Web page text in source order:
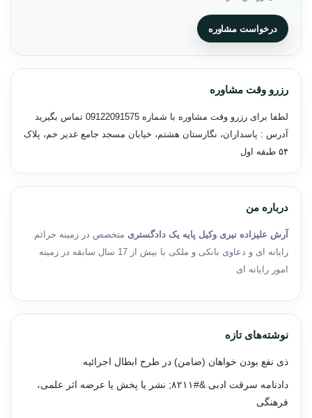
درخواست مشاوره
رزرو وقت مشاوره
لطفا برای رزرو وقت مشاوره با شماره 09122091575 تماس بگیرید
آدرس : پاسداران، نگارستان هشتم، خیابان مسجد جامع غدیر خم، پلاک
۵۴ طبقه اول
درباره من
آرش علیزاده نیری وکیل پایه یک دادگستری متخصص در زمینه جرائم
رایانه ای و دعاوی بانکی و ملکی با بیش از 17 سال سابقه در زمینه
امور رایانه ای
نوشته‌های تازه
ذی نفع بودن خواهان (ضامن) در طرح ابطال اجرائیه
دادنامه سرقت ادبی &#۸۲۱۱; نشر یا پخش یا عرضه اثر علمی،
فرهنگی